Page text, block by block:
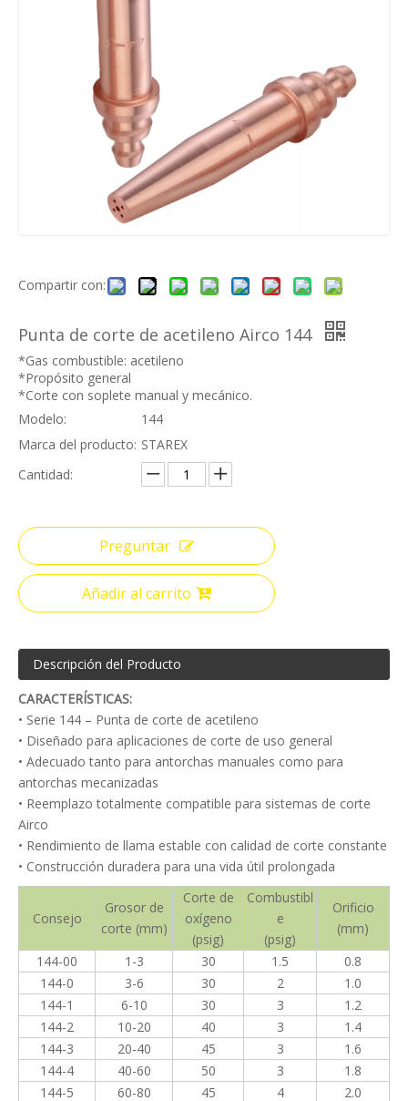
Compartir con:
Punta de corte de acetileno Airco 144
*Gas combustible: acetileno
*Propósito general
*Corte con soplete manual y mecánico.
Modelo:
144
Marca del producto: STAREX
Cantidad:
Preguntar
Añadir al carrito
Descripción del Producto
CARACTERÍSTICAS:
• Serie 144 – Punta de corte de acetileno
• Diseñado para aplicaciones de corte de uso general
• Adecuado tanto para antorchas manuales como para
antorchas mecanizadas
• Reemplazo totalmente compatible para sistemas de corte
Airco
• Rendimiento de llama estable con calidad de corte constante
• Construcción duradera para una vida útil prolongada
Consejo
Grosor de
corte (mm)
Corte de
oxígeno
(psig)
Combustibl
e
(psig)
Orificio
(mm)
144-00 1-3 30 1.5
0.8
144-0 3-6 30 2
1.0
144-1 6-10 30 3
1.2
144-2 10-20 40 3
1.4
144-3 20-40 45 3
1.6
144-4 40-60 50 3
1.8
144-5 60-80 45 4 2.0